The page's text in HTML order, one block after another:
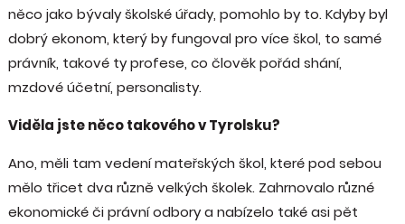
něco jako bývaly školské úřady, pomohlo by to. Kdyby byl
dobrý ekonom, který by fungoval pro více škol, to samé
právník, takové ty profese, co člověk pořád shání,
mzdové účetní, personalisty.
Viděla jste něco takového v Tyrolsku?
Ano, měli tam vedení mateřských škol, které pod sebou
mělo třicet dva různě velkých školek. Zahrnovalo různé
ekonomické či právní odbory a nabízelo také asi pět